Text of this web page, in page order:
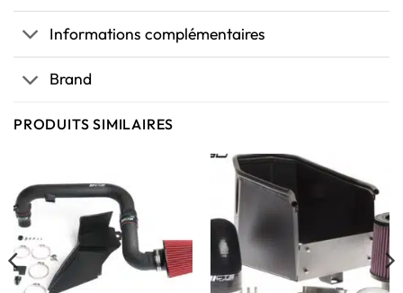
Informations complémentaires
Brand
PRODUITS SIMILAIRES